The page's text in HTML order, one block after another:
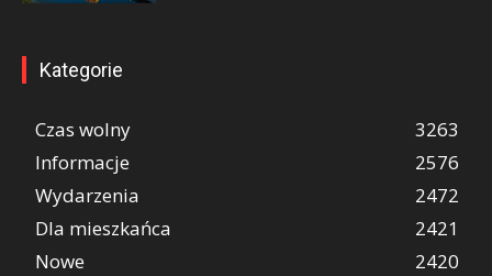
Kategorie
Czas wolny
3263
Informacje
2576
Wydarzenia
2472
Dla mieszkańca
2421
Nowe
2420